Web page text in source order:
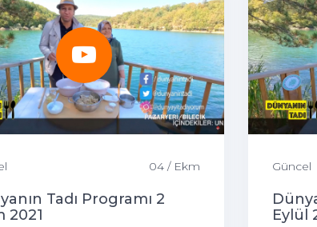
04 / Ekm
Tadı Programı 2
2021
Güncel
Eylül